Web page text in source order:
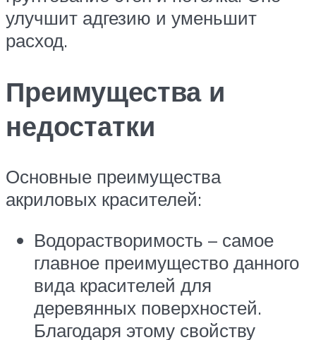
улучшит адгезию и уменьшит
расход.
Преимущества и
недостатки
Основные преимущества
акриловых красителей:
Водорастворимость – самое
главное преимущество данного
вида красителей для
деревянных поверхностей.
Благодаря этому свойству